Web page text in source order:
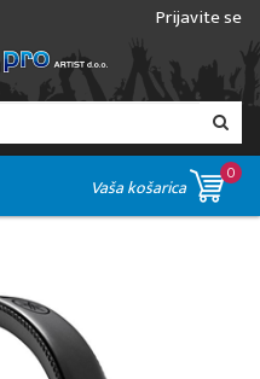
Prijavite se
Vaša košarica
0